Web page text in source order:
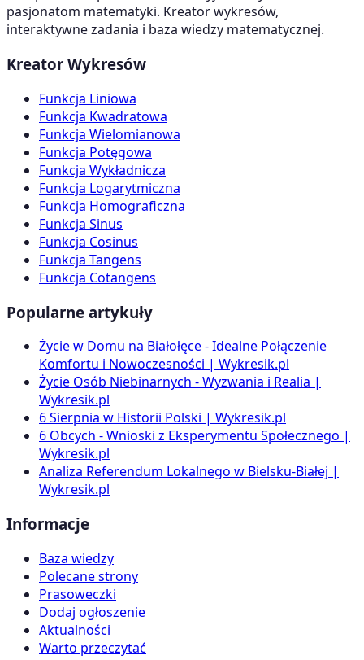
pasjonatom matematyki. Kreator wykresów,
interaktywne zadania i baza wiedzy matematycznej.
Kreator Wykresów
Funkcja Liniowa
Funkcja Kwadratowa
Funkcja Wielomianowa
Funkcja Potęgowa
Funkcja Wykładnicza
Funkcja Logarytmiczna
Funkcja Homograficzna
Funkcja Sinus
Funkcja Cosinus
Funkcja Tangens
Funkcja Cotangens
Popularne artykuły
Życie w Domu na Białołęce - Idealne Połączenie
Komfortu i Nowoczesności | Wykresik.pl
Życie Osób Niebinarnych - Wyzwania i Realia |
Wykresik.pl
6 Sierpnia w Historii Polski | Wykresik.pl
6 Obcych - Wnioski z Eksperymentu Społecznego |
Wykresik.pl
Analiza Referendum Lokalnego w Bielsku-Białej |
Wykresik.pl
Informacje
Baza wiedzy
Polecane strony
Prasoweczki
Dodaj ogłoszenie
Aktualności
Warto przeczytać